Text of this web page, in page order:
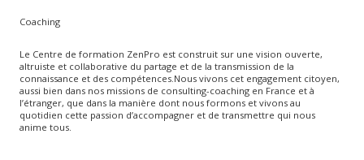
Coaching
Le Centre de formation ZenPro est construit sur une vision ouverte,
altruiste et collaborative du partage et de la transmission de la
connaissance et des compétences.Nous vivons cet engagement citoyen,
aussi bien dans nos missions de consulting-coaching en France et à
l’étranger, que dans la manière dont nous formons et vivons au
quotidien cette passion d’accompagner et de transmettre qui nous
anime tous.